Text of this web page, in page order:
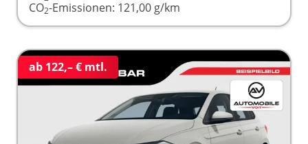
CO2-Emissionen: 121,00 g/km
ab 122,– € mtl.